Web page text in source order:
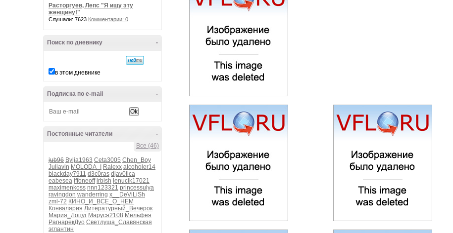
Расторгуев, Лепс "Я ищу эту
женщину!"
Слушали: 7623 Комментарии: 0
-
Поиск по дневнику
в этом дневнике
-
Подписка по e-mail
-
Постоянные читатели
Все (46)
jub96 Bylja1963 Ceta3005 Chen_Boy
Juliavin MOLODA_I Ralexx alcoholer14
blackday7911 d3c0ras djav0lica
eabesea iffoneoff irbish lenucik17021
maximenkoss nnn123321 princessulya
ravingdon wanderring x__DeViLiSh
zml-72 КИНО_И_ВСЕ_О_НЕМ
Конвалярия Литературный_Вечерок
Мария_Лоцуг Маруся2108 Мельфея
РагнарекДуо Светлуша_Славянская
эглантин